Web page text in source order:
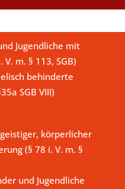
Jugendliche mit
m. § 113, SGB)
behinderte
SGB VIII)
körperlicher
(§ 78 i. V. m. §
und Jugendliche